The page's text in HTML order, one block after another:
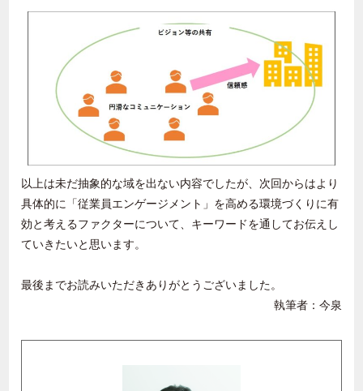
以上は未だ抽象的な域を出ない内容でしたが、次回からはより
具体的に「従業員エンゲージメント」を高める環境づくりに有
効と考えるファクターについて、キーワードを通してお伝えし
ていきたいと思います。
最後までお読みいただきありがとうございました。
執筆者：今泉